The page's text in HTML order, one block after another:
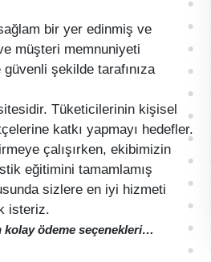
bir yer edinmiş ve
müşteri memnuniyeti
şekilde tarafınıza
Tüketicilerinin kişisel
katkı yapmayı hedefler.
çalışırken, ekibimizin
eğitimini tamamlamış
sizlere en iyi hizmeti
isteriz.
kolay ödeme seçenekleri…